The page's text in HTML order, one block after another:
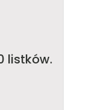
listków.